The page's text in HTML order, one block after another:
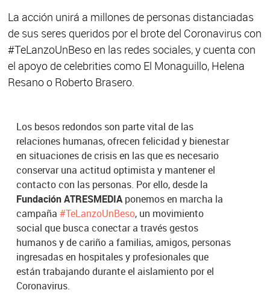
La acción unirá a millones de personas distanciadas
de sus seres queridos por el brote del Coronavirus con
#TeLanzoUnBeso en las redes sociales, y cuenta con
el apoyo de celebrities como El Monaguillo, Helena
Resano o Roberto Brasero.
Los besos redondos son parte vital de las
relaciones humanas, ofrecen felicidad y bienestar
en situaciones de crisis en las que es necesario
conservar una actitud optimista y mantener el
contacto con las personas. Por ello, desde la
Fundación ATRESMEDIA ponemos en marcha la
campaña#TeLanzoUnBeso, un movimiento
social que busca conectar a través gestos
humanos y de cariño a familias, amigos, personas
ingresadas en hospitales y profesionales que
están trabajando durante el aislamiento por el
Coronavirus.